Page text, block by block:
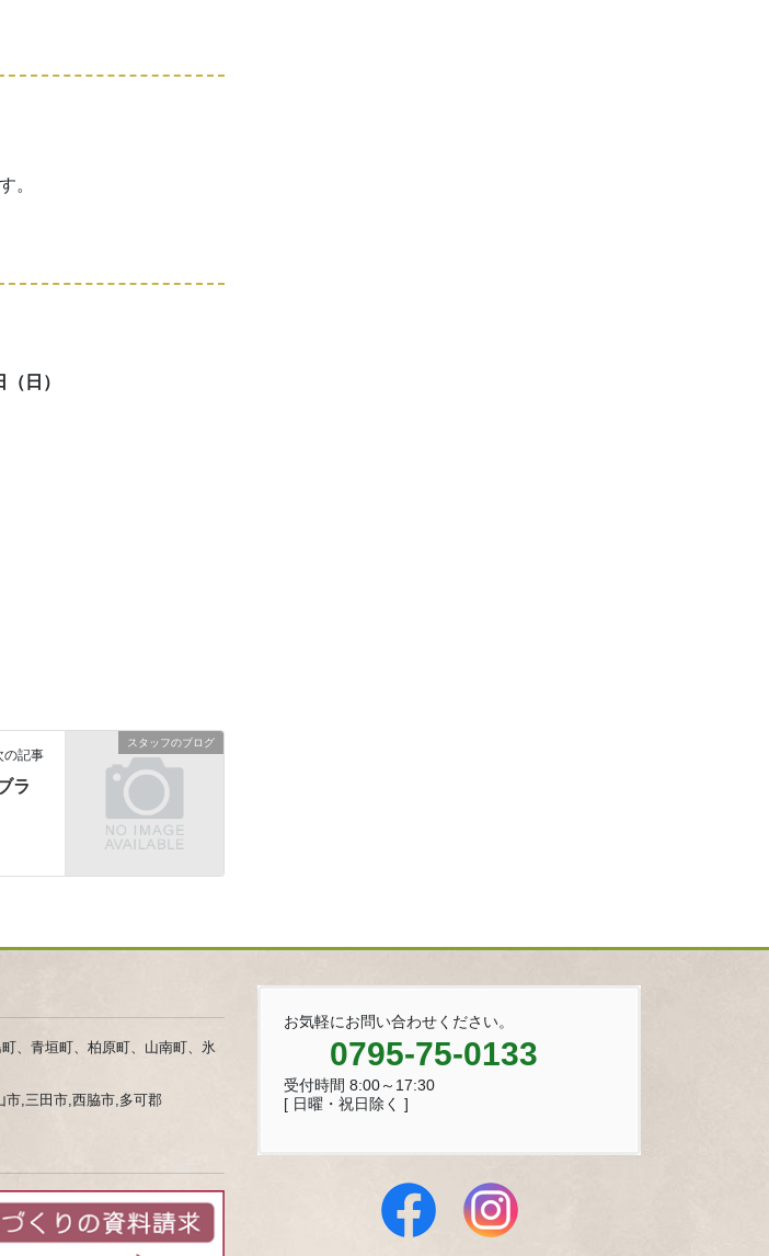
。
日）
スタッフのブログ
の記事
ラ
、青垣町、柏原町、山南町、氷
市,三田市,西脇市,多可郡
お気軽にお問い合わせください。
0795-75-0133
受付時間 8:00～17:30
[ 日曜・祝日除く ]